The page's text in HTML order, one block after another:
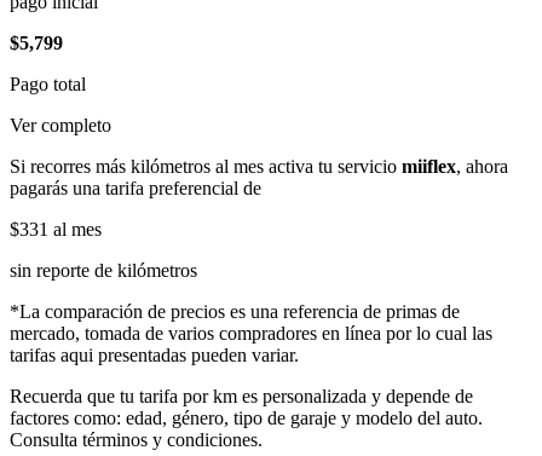
$5,799
Pago total
Ver completo
Si recorres más kilómetros al mes activa tu servicio miiflex, ahora
pagarás una tarifa preferencial de
$331 al mes
sin reporte de kilómetros
*La comparación de precios es una referencia de primas de
mercado, tomada de varios compradores en línea por lo cual las
tarifas aqui presentadas pueden variar.
Recuerda que tu tarifa por km es personalizada y depende de
factores como: edad, género, tipo de garaje y modelo del auto.
Consulta términos y condiciones.